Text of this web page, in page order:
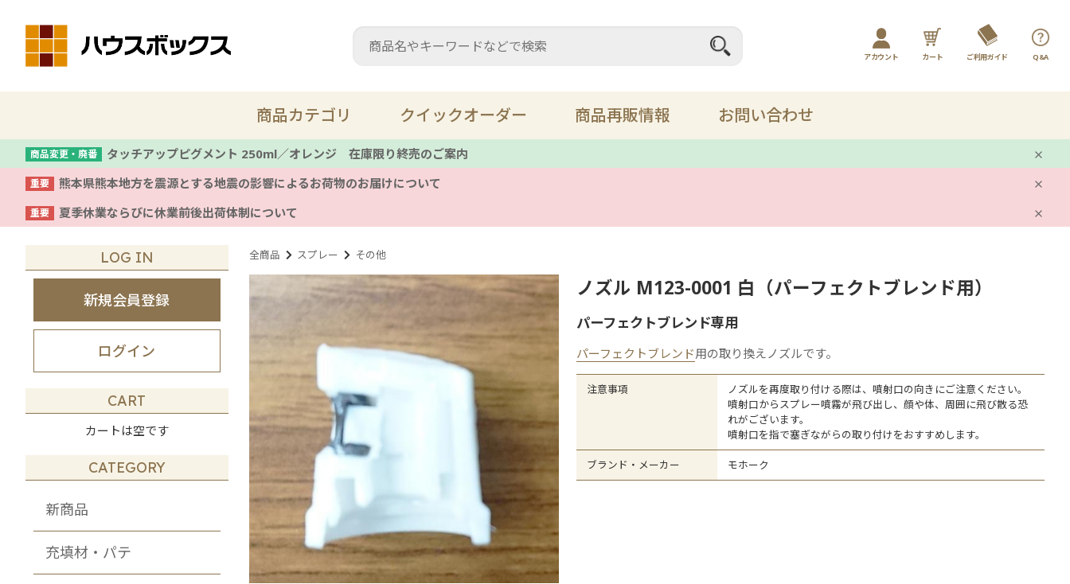
商品変更・廃番 タッチアップピグメント 250ml／オレンジ 在庫限り終売のご案内
重要 熊本県熊本地方を震源とする地震の影響によるお荷物のお届けについて
重要 夏季休業ならびに休業前後出荷体制について
アカウント カート ご利用ガイド Q&A
商品カテゴリ
着色剤・塗料
コテ
レザーメンテナンス
キット
養生
ツール
備品
その他・DIY・
メンテナンス商品 オレフィンシート 全ての商品を見る
クイックオーダー 商品再販情報 お問い合わせ
全商品 スプレー その他
ノズル M123-0001 白（パーフェクトブレンド用）
パーフェクトブレンド専用
パーフェクトブレンド用の取り換えノズルです。
注意事項
ノズルを再度取り付ける際は、噴射口の向きにご注意ください。
噴射口からスプレー噴霧が飛び出し、顔や体、周囲に飛び散る恐
れがございます。
噴射口を指で塞ぎながらの取り付けをおすすめします。
ブランド・メーカー モホーク
LOG IN
ログイン
新規会員登録
CART
カートは空です
CATEGORY
新商品
充填材・パテ